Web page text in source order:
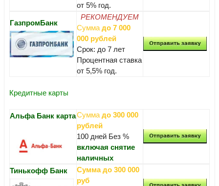
от 5% год.
ГазпромБанк
РЕКОМЕНДУЕМ
Сумма до 7 000
000 рублей
Срок: до 7 лет
Процентная ставка
от 5,5% год.
Кредитные карты
Альфа Банк картаСумма до 300 000
рублей
100 дней Без %
включая снятие
наличных
Тинькофф Банк
Сумма до 300 000
руб